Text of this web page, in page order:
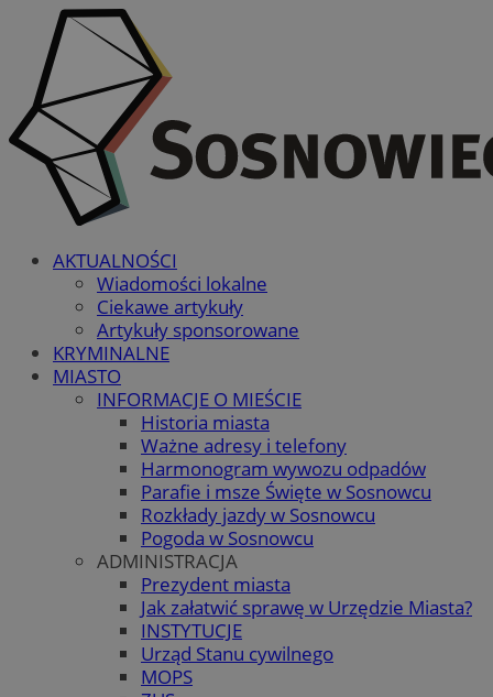
AKTUALNOŚCI
Wiadomości lokalne
Ciekawe artykuły
Artykuły sponsorowane
KRYMINALNE
MIASTO
INFORMACJE O MIEŚCIE
Historia miasta
Ważne adresy i telefony
Harmonogram wywozu odpadów
Parafie i msze Święte w Sosnowcu
Rozkłady jazdy w Sosnowcu
Pogoda w Sosnowcu
ADMINISTRACJA
Prezydent miasta
Jak załatwić sprawę w Urzędzie Miasta?
INSTYTUCJE
Urząd Stanu cywilnego
MOPS